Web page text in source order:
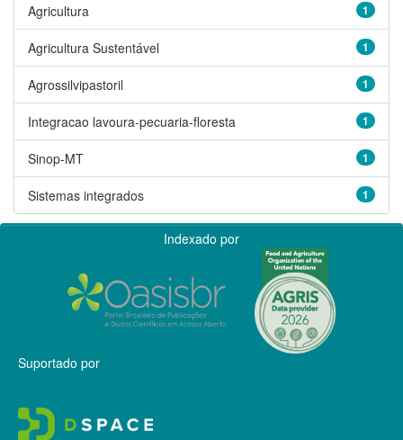
1
Agricultura
1
Agricultura Sustentável
1
Agrossilvipastoril
1
Integracao lavoura-pecuaria-floresta
1
Sinop-MT
1
Sistemas integrados
Indexado por
Suportado por